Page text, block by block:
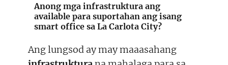
Anong mga infrastruktura ang
available para suportahan ang isang
smart office sa La Carlota City?
Ang lungsod ay may maaasahang